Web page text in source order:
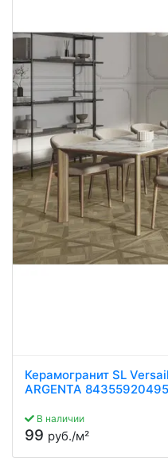
Керамогранит SL
ARGENTA
В наличии
99 руб./м²